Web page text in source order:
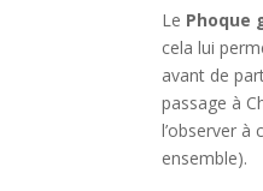
Le Phoque
cela lui
avant de
passage à
l’observer à
ensemble).